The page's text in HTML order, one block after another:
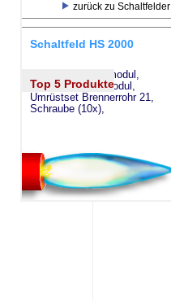
zurück zu Schaltfelder
Schaltfeld HS 2000
Top 5 Produkte
eSW73 Weichenmodul,
eSM73 Mischermodul,
Umrüstset Brennerrohr 21,
Schraube (10x),